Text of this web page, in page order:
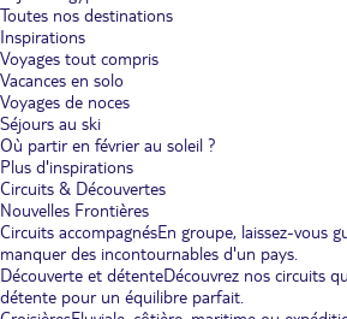
Toutes nos destinations
Inspirations
Voyages tout compris
Vacances en solo
Voyages de noces
Séjours au ski
Où partir en février au soleil ?
Plus d'inspirations
Circuits & Découvertes
Nouvelles Frontières
Circuits accompagnésEn groupe, laissez-vous
manquer des incontournables d'un pays.
Découverte et détenteDécouvrez nos circuits
détente pour un équilibre parfait.